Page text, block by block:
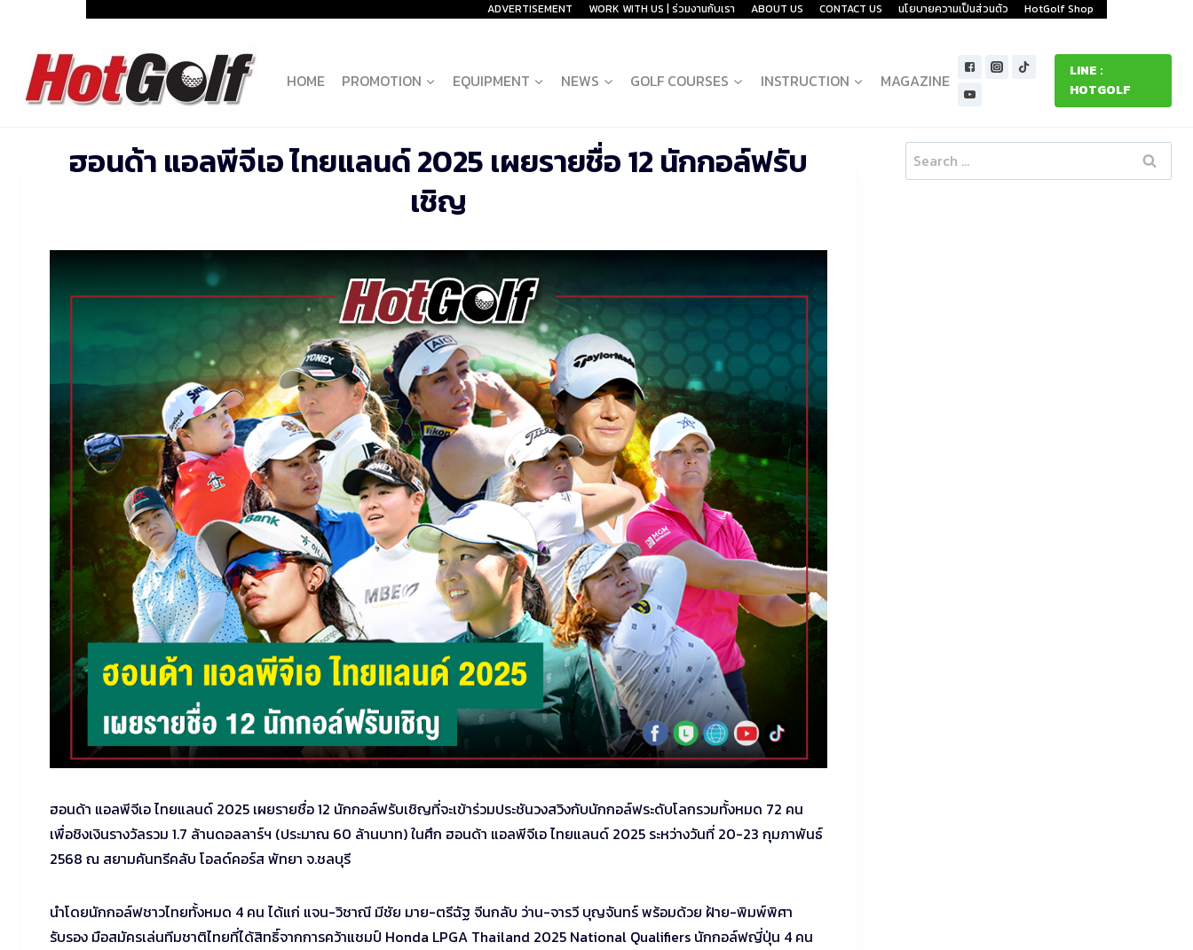
content
ADVERTISEMENT WORK WITH US | ร่วมงานกับเรา ABOUT US CONTACT US นโยบายความเป็นส่วนตัว HotGolf Shop
HOME PROMOTION EQUIPMENT NEWS GOLF COURSES INSTRUCTION MAGAZINE
LINE :
HOTGOLF
ฮอนด้า แอลพีจีเอ ไทยแลนด์ 2025 เผยรายชื่อ 12 นักกอล์ฟรับ
เชิญ
ฮอนด้า แอลพีจีเอ ไทยแลนด์ 2025 เผยรายชื่อ 12 นักกอล์ฟรับเชิญที่จะเข้าร่วมประชันวงสวิงกับนักกอล์ฟระดับโลกรวมทั้งหมด 72 คน
เพื่อชิงเงินรางวัลรวม 1.7 ล้านดอลลาร์ฯ (ประมาณ 60 ล้านบาท) ในศึก ฮอนด้า แอลพีจีเอ ไทยแลนด์ 2025 ระหว่างวันที่ 20-23 กุมภาพันธ์
2568 ณ สยามคันทรีคลับ โอลด์คอร์ส พัทยา จ.ชลบุรี
นำโดยนักกอล์ฟชาวไทยทั้งหมด 4 คน ได้แก่ แจน-วิชาณี มีชัย มาย-ตรีฉัฐ จีนกลับ ว่าน-จารวี บุญจันทร์ พร้อมด้วย ฝ้าย-พิมพ์พิศา
รับรอง มือสมัครเล่นทีมชาติไทยที่ได้สิทธิ์จากการคว้าแชมป์ Honda LPGA Thailand 2025 National Qualifiers นักกอล์ฟญี่ปุ่น 4 คน
Search
for: